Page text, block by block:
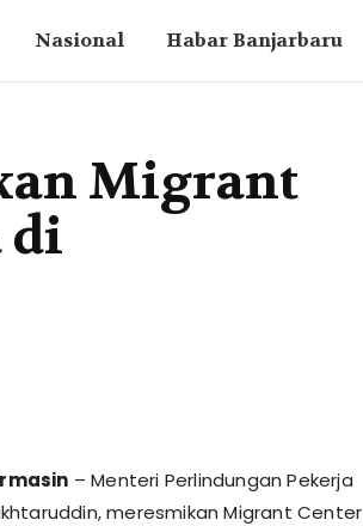
Nasional Habar Banjarbaru
Migrant
di
– Menteri Perlindungan Pekerja
meresmikan Migrant Center